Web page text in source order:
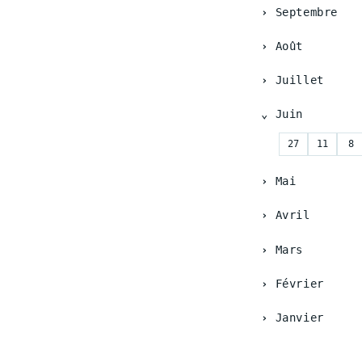
Septembre
Août
Juillet
Juin
27 11 8
Mai
Avril
Mars
Février
Janvier